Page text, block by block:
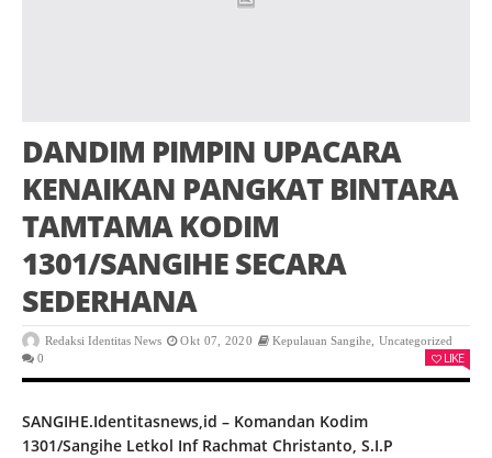
DANDIM PIMPIN UPACARA
KENAIKAN PANGKAT BINTARA
TAMTAMA KODIM
1301/SANGIHE SECARA
SEDERHANA
Redaksi Identitas News Okt 07, 2020 Kepulauan Sangihe Uncategorized
0
LIKE
SANGIHE.Identitasnews,id – Komandan Kodim
1301/Sangihe Letkol Inf Rachmat Christanto, S.I.P